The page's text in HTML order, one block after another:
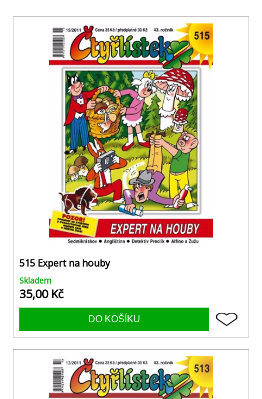
515 Expert na houby
Skladem
35,00 Kč